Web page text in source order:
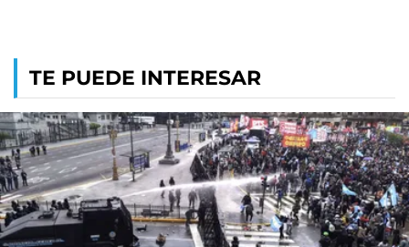
TE PUEDE INTERESAR